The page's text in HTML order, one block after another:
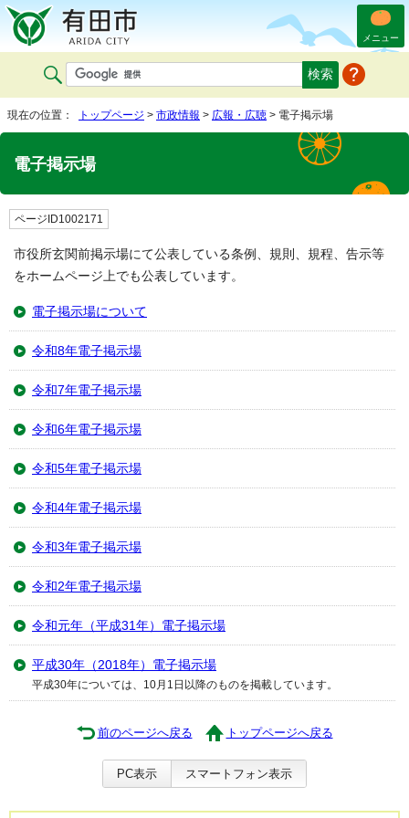
メニュー
現在の位置： トップページ > 市政情報 > 広報・広聴 > 電子掲示場
電子掲示場
ページID1002171
市役所玄関前掲示場にて公表している条例、規則、規程、告示等
をホームページ上でも公表しています。
電子掲示場について
令和8年電子掲示場
令和7年電子掲示場
令和6年電子掲示場
令和5年電子掲示場
令和4年電子掲示場
令和3年電子掲示場
令和2年電子掲示場
令和元年（平成31年）電子掲示場
平成30年（2018年）電子掲示場
平成30年については、10月1日以降のものを掲載しています。
前のページへ戻る トップページへ戻る
PC表示 スマートフォン表示